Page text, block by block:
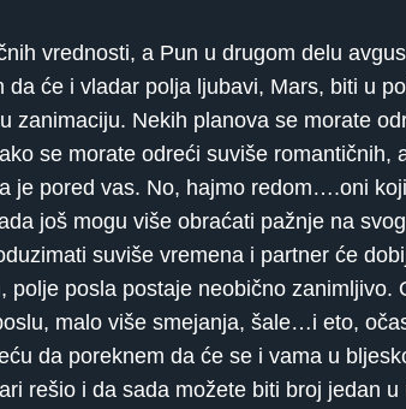
vrednosti, a Pun u drugom delu
će i vladar polja ljubavi, Mars, biti u
Nekih planova se morate
se morate odreći suviše romantičnih,
je pored vas. No, hajmo redom….oni
još mogu više obraćati pažnje na
suviše vremena i partner će
posla postaje neobično zanimljivo.
malo više smejanja, šale…i eto,
da poreknem da će se i vama u
rešio i da sada možete biti broj jedan